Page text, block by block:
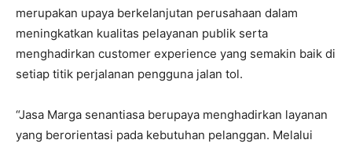
merupakan upaya berkelanjutan perusahaan dalam
meningkatkan kualitas pelayanan publik serta
menghadirkan customer experience yang semakin baik di
setiap titik perjalanan pengguna jalan tol.
“Jasa Marga senantiasa berupaya menghadirkan layanan
yang berorientasi pada kebutuhan pelanggan. Melalui